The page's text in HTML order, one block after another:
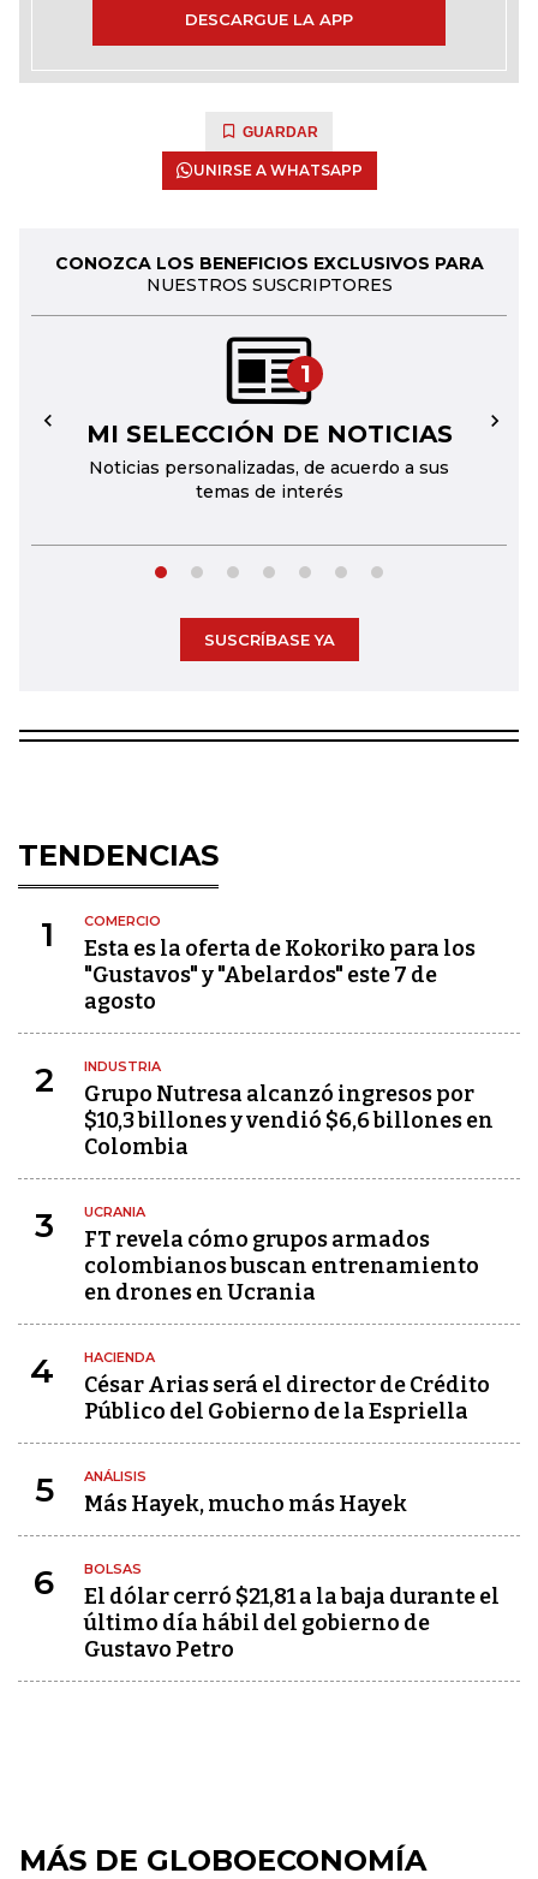
DESCARGUE LA APP
GUARDAR
UNIRSE A WHATSAPP
CONOZCA LOS BENEFICIOS EXCLUSIVOS PARA
NUESTROS SUSCRIPTORES
1
MI SELECCIÓN DE NOTICIAS
Noticias personalizadas, de acuerdo a sus
temas de interés
← →
SUSCRÍBASE YA
TENDENCIAS
1 COMERCIO
Esta es la oferta de Kokoriko para los
"Gustavos" y "Abelardos" este 7 de
agosto
2 INDUSTRIA
Grupo Nutresa alcanzó ingresos por
$10,3 billones y vendió $6,6 billones en
Colombia
3 UCRANIA
FT revela cómo grupos armados
colombianos buscan entrenamiento
en drones en Ucrania
4 HACIENDA
César Arias será el director de Crédito
Público del Gobierno de la Espriella
5 ANÁLISIS
Más Hayek, mucho más Hayek
6 BOLSAS
El dólar cerró $21,81 a la baja durante el
último día hábil del gobierno de
Gustavo Petro
MÁS DE GLOBOECONOMÍA